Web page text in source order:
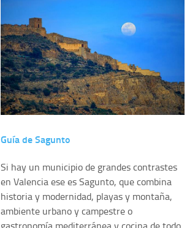
Guía de Sagunto
Si hay un municipio de grandes contrastes
en Valencia ese es Sagunto, que combina
historia y modernidad, playas y montaña,
ambiente urbano y campestre o